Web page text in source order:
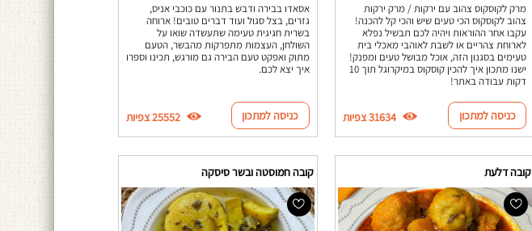
מרק לקוסקוס צהוב עם ירקות / מרק ירקות
צהוב לקוסקוס הכי טעים שיש והכי קל להכנה!
עקבו אחר ההוראות ויהיה לכם תבשיל נפלא
לארוחת צהריים או לשבת לאוהבי מאכלי בית
טעימים בסגנון הזה, אוכל מבושל טעים ומפנק!
ישנו מתכון איך להכין קוסקוס במיקרוגל תוך 10
דקות עבודה באתר!
כניסה למתכון 31634 צפיות
אסאדו בבירה ודבש בתנור עם כוכבי אניס,
גזרים, בצל סגול ועוד דברים טובים! ארוחה
בשרית חגיגית טעימה שתעשדה שואו על
השולחן, העצמות מתפרקות מהבשר, הטעם
מתוק ואפקט טעם הבירה גם מורגש, תכינו וספרו
איך יצא לכם.
כניסה למתכון 25552 צפיות
קובה דלעת קובה חמוסטה ובשר סיסקה